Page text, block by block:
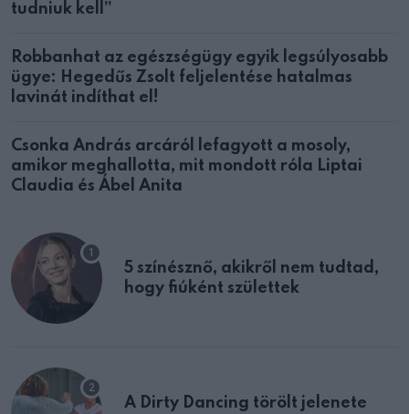
tudniuk kell”
Robbanhat az egészségügy egyik legsúlyosabb
ügye: Hegedűs Zsolt feljelentése hatalmas
lavinát indíthat el!
Csonka András arcáról lefagyott a mosoly,
amikor meghallotta, mit mondott róla Liptai
Claudia és Ábel Anita
5 színésznő, akikről nem tudtad,
hogy fiúként születtek
A Dirty Dancing törölt jelenete